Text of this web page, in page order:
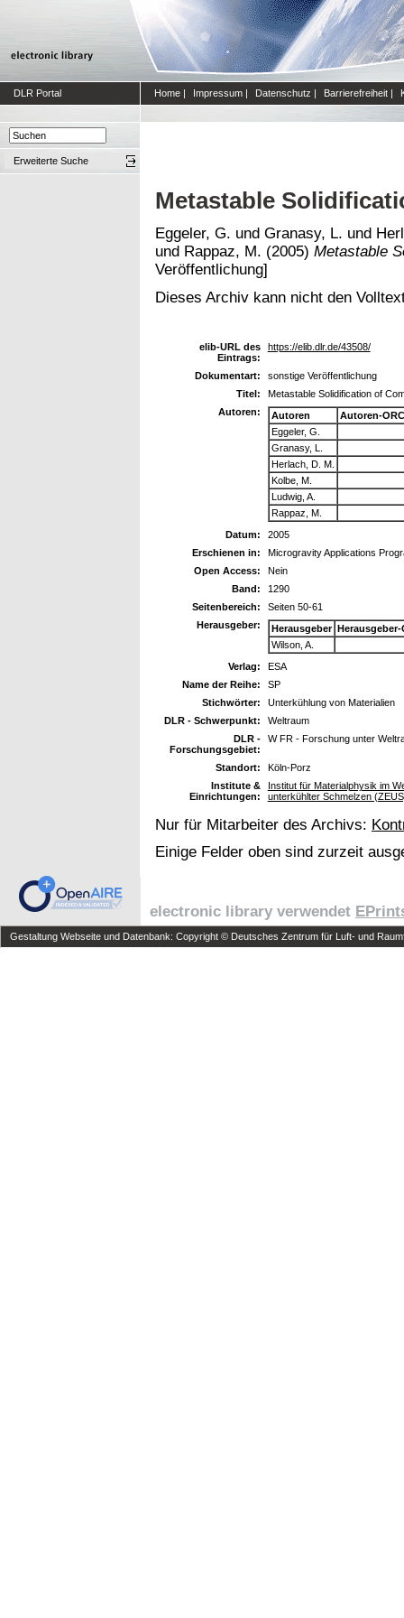
DLR Portal Home | Impressum | Datenschutz | Barrierefreiheit |
Erweiterte Suche
Metastable
Eggeler, G. und Granasy, L. und
und Rappaz, M. (2005) Metastable
Veröffentlichung]
Dieses Archiv kann nicht den
elib-URL des
Eintrags:
https://elib.dlr.de/43508/
Dokumentart:
sonstige Veröffentlichung
Titel:
Metastable Solidification of
Autoren:
Autoren
Autoren-
Eggeler, G.
Granasy, L.
Herlach, D. M.
Kolbe, M.
Ludwig, A.
Rappaz, M.
Datum:
2005
Erschienen in:
Microgravity Applications
Open Access:
Nein
Band:
1290
Seitenbereich:
Seiten 50-61
Herausgeber:
Herausgeber Herausgeber-
Wilson, A.
Verlag:
ESA
Name der Reihe:
SP
Stichwörter:
Unterkühlung von Materialien
DLR - Schwerpunkt:
Weltraum
DLR -
Forschungsgebiet:
W FR - Forschung unter
Standort:
Köln-Porz
Institute &
Einrichtungen:
Institut für Materialphysik im
unterkühlter Schmelzen
Nur für Mitarbeiter des Archivs:
Einige Felder oben sind zurzeit
electronic library verwendet
Gestaltung Webseite und Datenbank: Copyright © Deutsches Zentrum für Luft- und